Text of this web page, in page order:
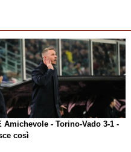
Amichevole - Torino-Vado 3-1 -
così